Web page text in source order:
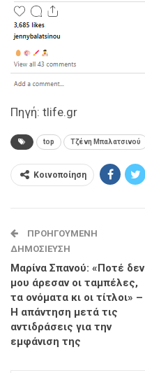
Πηγή: tlife.gr
top Τζένη Μπαλατσινού
Κοινοποίηση
ΠΡΟΗΓΟΎΜΕΝΗ
ΔΗΜΟΣΊΕΥΣΗ
Μαρίνα Σπανού: «Ποτέ δεν
μου άρεσαν οι ταμπέλες,
τα ονόματα κι οι τίτλοι» –
Η απάντηση μετά τις
αντιδράσεις για την
εμφάνιση της